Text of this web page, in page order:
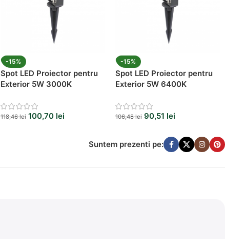
-15%
Spot LED Proiector pentru
Exterior 5W 3000K
118,46lei 100,70 lei
-15%
Spot LED Proiector pentru
Exterior 5W 6400K
106,48lei 90,51 lei
Suntem prezenti pe: